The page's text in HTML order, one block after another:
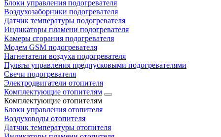
Блоки управления подогревателя
Воздухозаборники подогревателя
Датчик температуры подогревателя
Индикаторы пламени подогревателя
Камеры сгорания подогревателя
Модем GSM подогревателя
Нагнетатели воздуха подогревателя
Пульты управления предпусковыми подогревателями
Свечи подогревателя
Электродвигатели отопителя
Комплектующие отопителям
Комплектующие отопителям
Блоки управления отопителя
Воздуховоды отопителя
Датчик температуры отопителя